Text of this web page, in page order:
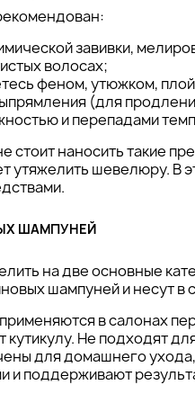
завивки,
волосах;
феном, утюжком,
(для
и перепадами
стоит наносить такие
утяжелить шевелюру. В
ШАМПУНЕЙ
на две основные
шампуней и несут в
в салонах
Не подходят
для домашнего
и поддерживают